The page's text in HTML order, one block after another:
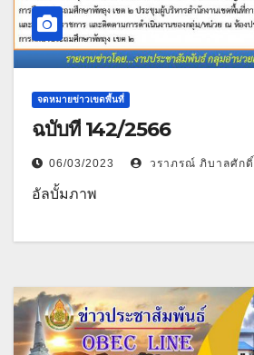
จดหมายข่าวเขตพื้นที่
ฉบับที่ 142/2566
06/03/2023 วราภรณ์ ภิบาลศักดิ์
อัลบั้มภาพ